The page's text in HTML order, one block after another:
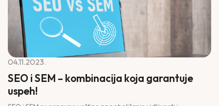
04.11.2023.
SEO i SEM – kombinacija koja garantuje
uspeh!